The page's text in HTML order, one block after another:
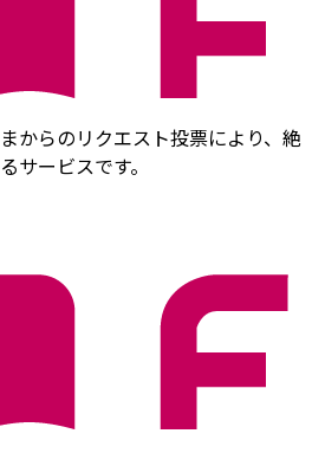
からのリクエスト投票により、絶
サービスです。